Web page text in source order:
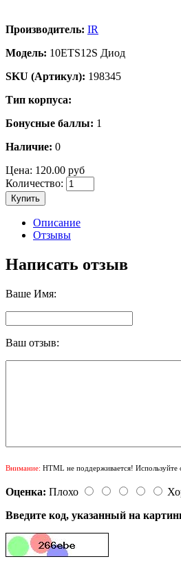
Производитель: IR
Модель: 10ETS12S Диод
SKU (Артикул): 198345
Тип корпуса:
Бонусные баллы: 1
Наличие: 0
Цена: 120.00 руб
Количество:
Купить
Описание
Отзывы
Написать отзыв
Ваше Имя:
Ваш отзыв:
Внимание: HTML не поддерживается! Используйте
Оценка: Плохо
Введите код, указанный на